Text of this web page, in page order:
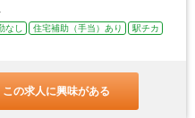
し 住宅補助（手当）あり
駅チカ
この求人に興味がある